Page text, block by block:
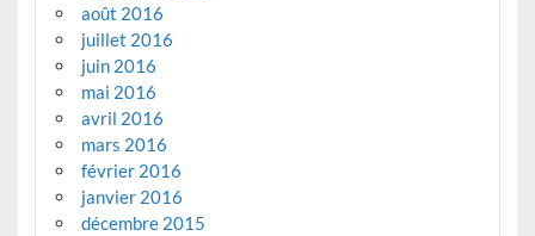
août 2016
juillet 2016
juin 2016
mai 2016
avril 2016
mars 2016
février 2016
janvier 2016
décembre 2015